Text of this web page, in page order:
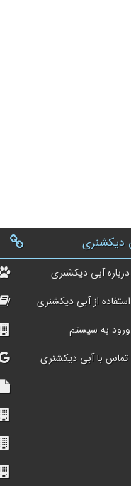
دیکشنری
درباره آبی دیکشنری
استفاده از آبی دیکشنری
ورود به سیستم
تماس با آبی دیکشنری